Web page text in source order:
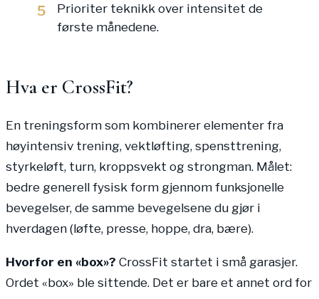
5
Prioriter teknikk over intensitet de
første månedene.
Hva er CrossFit?
En treningsform som kombinerer elementer fra
høyintensiv trening, vektløfting, spensttrening,
styrkeløft, turn, kroppsvekt og strongman. Målet:
bedre generell fysisk form gjennom funksjonelle
bevegelser, de samme bevegelsene du gjør i
hverdagen (løfte, presse, hoppe, dra, bære).
Hvorfor en «box»? CrossFit startet i små garasjer.
Ordet «box» ble sittende. Det er bare et annet ord for